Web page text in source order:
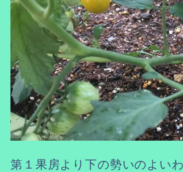
第１果房より下の勢いのよい